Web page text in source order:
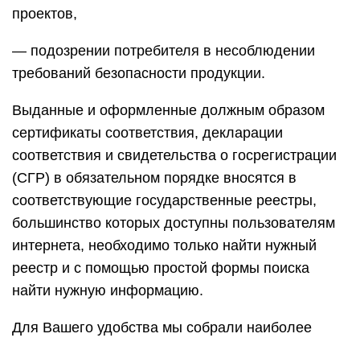
проектов,
— подозрении потребителя в несоблюдении
требований безопасности продукции.
Выданные и оформленные должным образом
сертификаты соответствия, декларации
соответствия и свидетельства о госрегистрации
(СГР) в обязательном порядке вносятся в
соответствующие государственные реестры,
большинство которых доступны пользователям
интернета, необходимо только найти нужный
реестр и с помощью простой формы поиска
найти нужную информацию.
Для Вашего удобства мы собрали наиболее